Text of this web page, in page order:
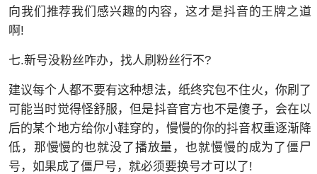
向我们推荐我们感兴趣的内容，这才是抖音的王牌之道
啊!
七.新号没粉丝咋办，找人刷粉丝行不?
建议每个人都不要有这种想法，纸终究包不住火，你刷了
可能当时觉得怪舒服，但是抖音官方也不是傻子，会在以
后的某个地方给你小鞋穿的，慢慢的你的抖音权重逐渐降
低，那慢慢的也就没了播放量，也就慢慢的成为了僵尸
号，如果成了僵尸号，就必须要换号才可以了!